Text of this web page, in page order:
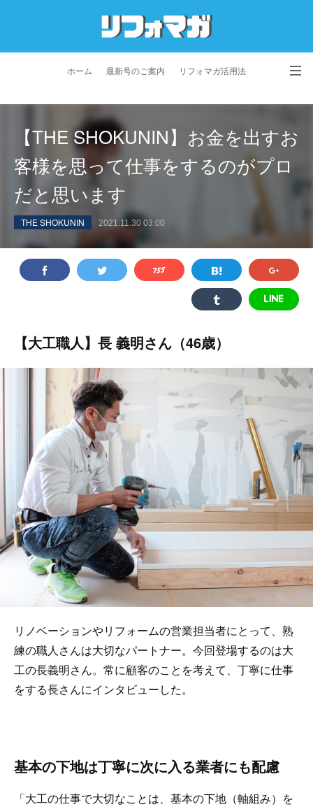
ホーム 最新号のご案内 リフォマガ活用法
プライバシーポリシー 利用規約 会社概要
【THE SHOKUNIN】お金を出すお
客様を思って仕事をするのがプロ
だと思います
THE SHOKUNIN 2021.11.30 03:00
【大工職人】長 義明さん（46歳）
リノベーションやリフォームの営業担当者にとって、熟
練の職人さんは大切なパートナー。今回登場するのは大
工の長義明さん。常に顧客のことを考えて、丁寧に仕事
をする長さんにインタビューした。
基本の下地は丁寧に次に入る業者にも配慮
「大工の仕事で大切なことは、基本の下地（軸組み）を